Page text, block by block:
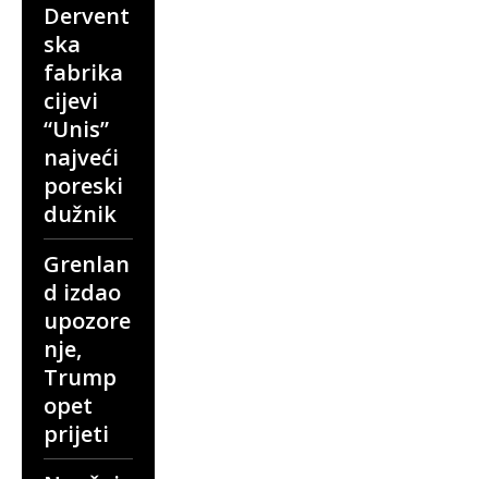
Dervent
ska
fabrika
cijevi
“Unis”
najveći
poreski
dužnik
Grenlan
d izdao
upozore
nje,
Trump
opet
prijeti